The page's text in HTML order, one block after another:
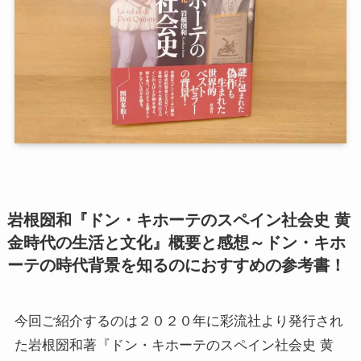
第二次インド遠征～インド中南部の遺跡を訪ねて
仏教聖地スリランカ紀行
第三次インド遠征～ブッダゆかりの地を巡る旅
仏教コラム・法話
お知らせ
僧侶の日記
仏教書データベース
岩根圀和『ドン・キホーテのスペイン社会史 黄
金時代の生活と文化』概要と感想～ドン・キホ
ーテの時代背景を知るのにおすすめの参考書！
今回ご紹介するのは２０２０年に彩流社より発行され
た岩根圀和著『ドン・キホーテのスペイン社会史 黄